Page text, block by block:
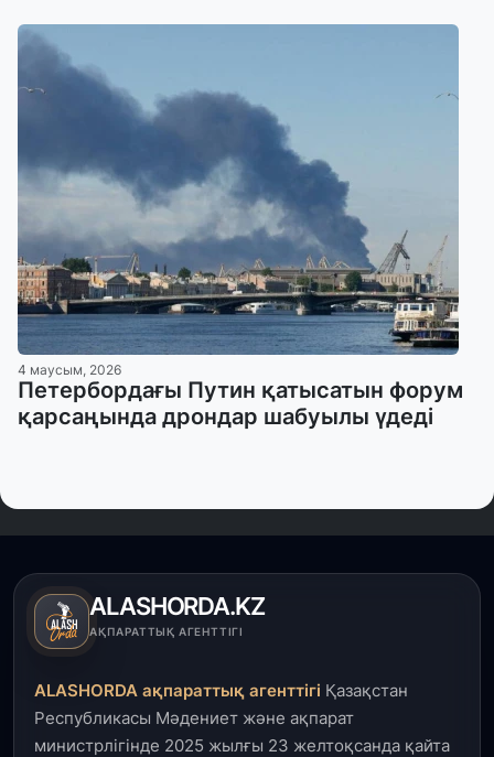
4 маусым, 2026
Петербордағы Путин қатысатын форум
қарсаңында дрондар шабуылы үдеді
ALASHORDA.KZ
АҚПАРАТТЫҚ АГЕНТТІГІ
ALASHORDA ақпараттық агенттігі Қазақстан
Республикасы Мәдениет және ақпарат
министрлігінде 2025 жылғы 23 желтоқсанда қайта